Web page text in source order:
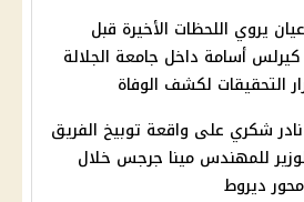
يروي اللحظات الأخيرة قبل
أسامة داخل جامعة الجلالة
التحقيقات لكشف الوفاة
شكري على واقعة توبيخ الفريق
للمهندس مينا جرجس خلال
ديروط